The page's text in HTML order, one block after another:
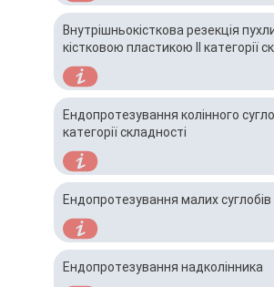
Внутрішньокісткова резекція
кістковою пластикою ІІ категорії
Ендопротезування колінного
категорії складності
Ендопротезування малих суглобів
Ендопротезування надколінника